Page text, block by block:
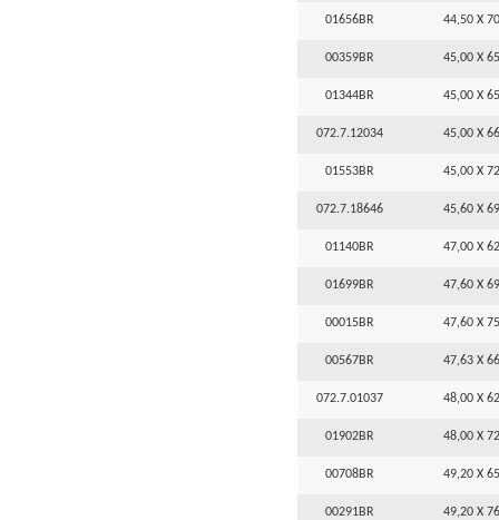
01656BR 44,50 X
00359BR 45,00 X
01344BR 45,00 X
072.7.12034 45,00 X
01553BR 45,00 X
072.7.18646 45,60 X
01140BR 47,00 X
01699BR 47,60 X
00015BR 47,60 X
00567BR 47,63 X
072.7.01037 48,00 X
01902BR 48,00 X
00708BR 49,20 X
00291BR 49,20 X